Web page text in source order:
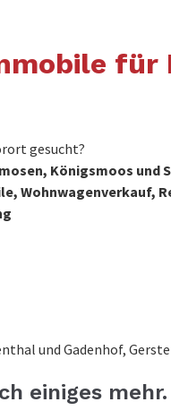
für
gesucht?
Königsmoos und
Wohnwagenverkauf,
und Gadenhof,
einiges mehr.